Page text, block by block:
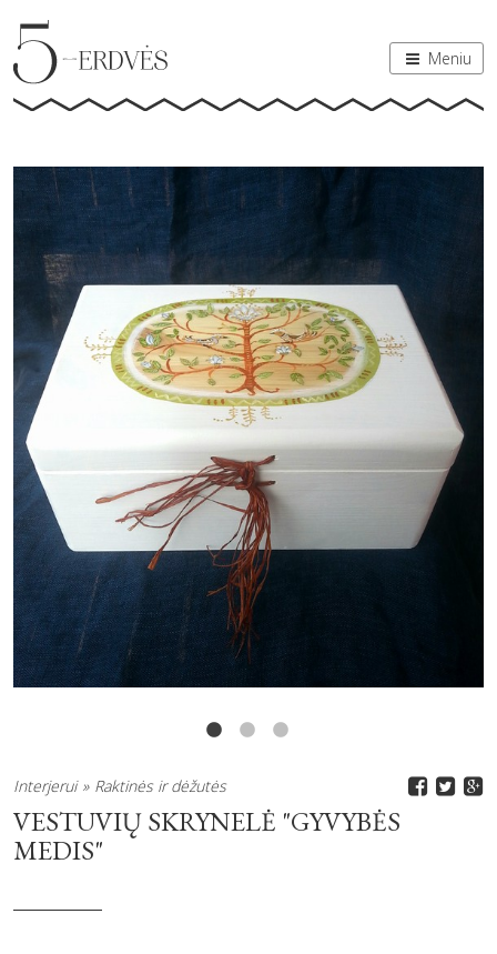
Meniu
Interjerui Raktinės ir dėžutės
VESTUVIŲ SKRYNELĖ "GYVYBĖS
MEDIS"